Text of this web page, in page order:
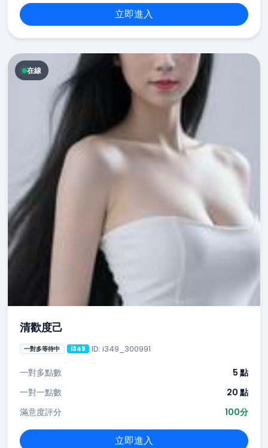
立即進入
在線
清歡度己
一對多等待中 i349 ID: i349_300991
一對多點數
5 點
一對一點數
20 點
滿意度評分
100分
立即進入